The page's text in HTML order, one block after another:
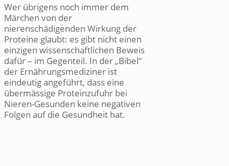
Wer übrigens noch immer dem
Märchen von der
nierenschädigenden Wirkung der
Proteine glaubt: es gibt nicht einen
einzigen wissenschaftlichen Beweis
dafür – im Gegenteil. In der „Bibel“
der Ernährungsmediziner ist
eindeutig angeführt, dass eine
übermässige Proteinzufuhr bei
Nieren-Gesunden keine negativen
Folgen auf die Gesundheit hat.